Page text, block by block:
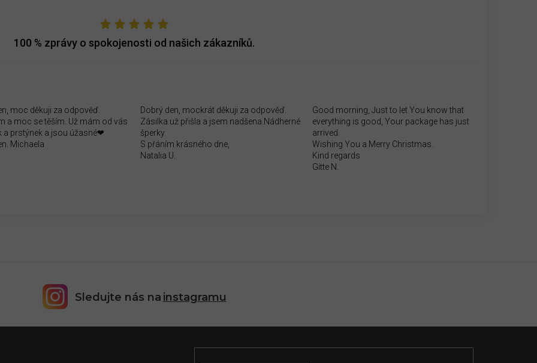
100 % zprávy o spokojenosti od našich zákazníků.
moc děkuji za odpověď.
a moc se těším. Už mám od vás
a prstýnek a jsou úžasné❤
Michaela
Dobrý den, mockrát děkuji za odpověď.
Zásilka už přišla a jsem nadšena.Nádherné
šperky.
S přáním krásného dne,
Natalia U.
Good morning, Just to let You know that
everything is good, Your package has just
arrived.
Wishing You a Merry Christmas.
Kind regards
Gitte N.
Sledujte nás na instagramu